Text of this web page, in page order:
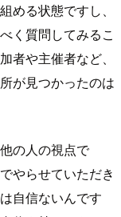
める状態ですし、
く質問してみるこ
者や主催者など、
が見つかったのは
の人の視点で
やらせていただき
自信ないんです